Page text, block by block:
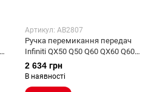
Артикул: AB2807
Ручка перемикання передач
Infiniti QX50 Q50 Q60 QX60 Q60S
QX70 Q70 QX80 EX FX QX JX
2 634 грн
В наявності